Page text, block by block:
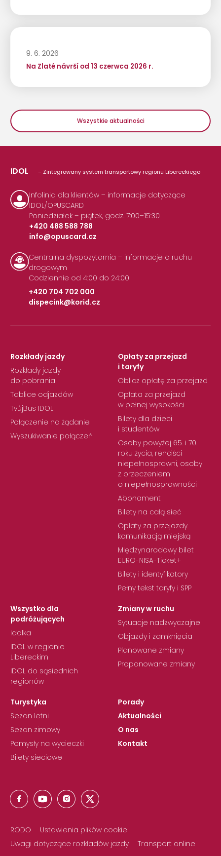
9. 6. 2026
Na Zlaté návrší od 13 czerwca 2026 r.
Wszystkie aktualności
IDOL – Zintegrowany system transportowy regionu Libereckiego
Infolinia dla klientów – informacje dotyczące
IDOL/OPUSCARD
Poniedziałek – piątek, godz. 7:00–15:30
+420 488 588 788
|
info@opuscard.cz
Centralna dyspozytornia – informacje o ruchu
drogowym
Codziennie od 4:00 do 24:00
+420 704 702 000
|
dispecink@korid.cz
Rozkłady jazdy
Rozkłady jazdy
do pobrania
Tablice odjazdów
TvůjBus IDOL
Połączenie na żądanie
Wyszukiwanie połączeń
Opłaty za przejazd
i taryfy
Oblicz opłatę za przejazd
Opłata za przejazd
w pełnej wysokości
Bilety dla dzieci
i studentów
Osoby powyżej 65. i 70.
roku życia, renciści
niepełnosprawni, osoby
z orzeczeniem
o niepełnosprawności
Abonament
Bilety na całą sieć
Opłaty za przejazdy
komunikacją miejską
Międzynarodowy bilet
EURO-NISA-Ticket+
Bilety i identyfikatory
Pełny tekst taryfy i SPP
Wszystko dla
podróżujących
Idolka
IDOL w regionie
Libereckim
IDOL do sąsiednich
regionów
Zmiany w ruchu
Sytuacje nadzwyczajne
Objazdy i zamknięcia
Planowane zmiany
Proponowane zmiany
Turystyka
Sezon letni
Sezon zimowy
Pomysły na wycieczki
Bilety sieciowe
Porady
Aktualności
O nas
Kontakt
RODO
Ustawienia plików cookie
Uwagi dotyczące rozkładów jazdy
Transport online